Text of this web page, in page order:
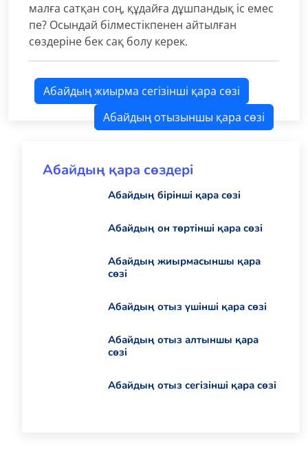
малға сатқан соң, құдайға дұшпандық іс емес
пе? Осындай білместікпенен айтылған
сөздеріне бек сақ болу керек.
Абайдың жиырма сегізінші қара сөзі
Абайдың отызыншы қара сөзі
Абайдың қара сөздері
Абайдың бірінші қара сөзі
Абайдың он төртінші қара сөзі
Абайдың жиырмасыншы қара
сөзі
Абайдың отыз үшінші қара сөзі
Абайдың отыз алтыншы қара
сөзі
Абайдың отыз сегізінші қара сөзі